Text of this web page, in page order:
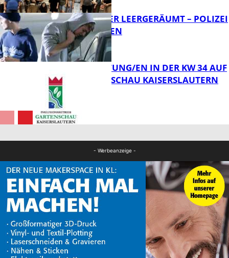
FB News
TRANSPORTER LEERGERÄUMT – POLIZEI
SUCHT ZEUGEN
VERANSTALTUNG/EN IN DER KW 34 AUF
DER GARTENSCHAU KAISERSLAUTERN
- Werbeanzeige -